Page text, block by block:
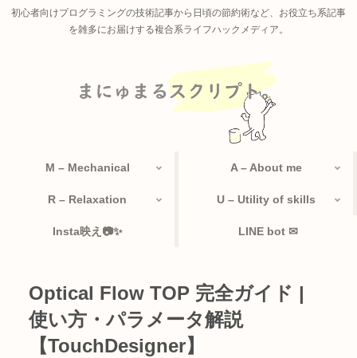
初心者向けプログラミングの技術記事から日頃の節約術など、お役立ち系記事
を雑多にお届けする複合系ライフハックメディア。
M – Mechanical A – About me
R – Relaxation U – Utility of skills
Insta映え📷✨ LINE bot ✉
Optical Flow TOP 完全ガイド |
使い方・パラメータ解説
【TouchDesigner】